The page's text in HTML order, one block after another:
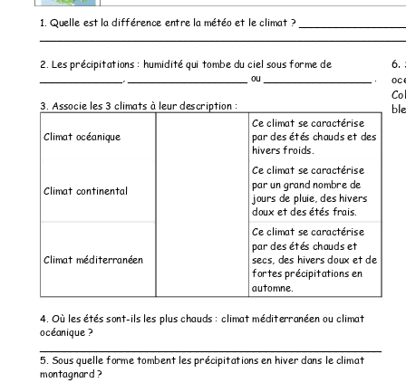
1. Quelle est la différence entre la météo et le climat ? ____
2. Les précipitations : humidité qui tombe du ciel sous forme de
, ______ ou ______ ___________ .
3. Associe les 3 climats à leur description :
Climat océanique
Ce climat se caractérise
par des étés chauds et des
hivers froids.
Climat continental
Ce climat se caractérise
par un grand nombre de
jours de pluie, des hivers
doux et des étés frais.
Climat méditerranéen
Ce climat se caractérise
par des étés chauds et
secs, des hivers doux et de
fortes précipitations en
automne.
4. Où les étés sont-ils les plus chauds : climat méditerranéen ou climat
océanique ?
5. Sous quelle forme tombent les précipitations en hiver dans le climat
montagnard ?
6.